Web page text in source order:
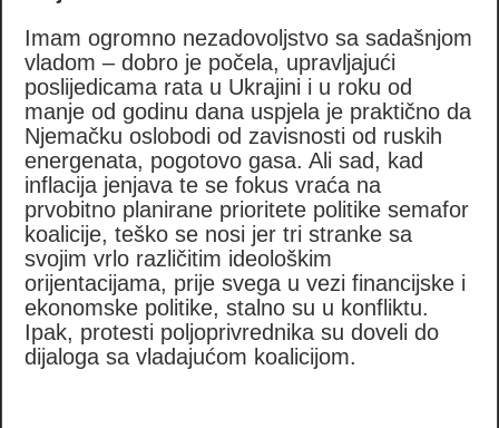
Imam ogromno nezadovoljstvo sa sadašnjom
vladom – dobro je počela, upravljajući
poslijedicama rata u Ukrajini i u roku od
manje od godinu dana uspjela je praktično da
Njemačku oslobodi od zavisnosti od ruskih
energenata, pogotovo gasa. Ali sad, kad
inflacija jenjava te se fokus vraća na
prvobitno planirane prioritete politike semafor
koalicije, teško se nosi jer tri stranke sa
svojim vrlo različitim ideološkim
orijentacijama, prije svega u vezi financijske i
ekonomske politike, stalno su u konfliktu.
Ipak, protesti poljoprivrednika su doveli do
dijaloga sa vladajućom koalicijom.